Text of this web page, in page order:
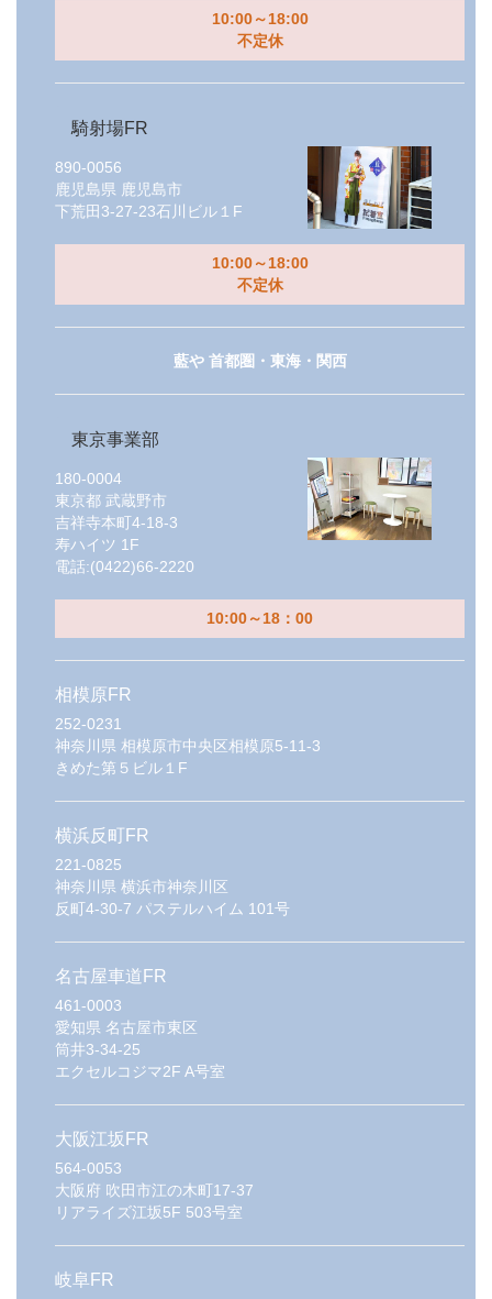
10:00～18:00
不定休
騎射場FR
890-0056
鹿児島県 鹿児島市
下荒田3-27-23石川ビル１F
10:00～18:00
不定休
藍や 首都圏・東海・関西
東京事業部
180-0004
東京都 武蔵野市
吉祥寺本町4-18-3
寿ハイツ 1F
電話:(0422)66-2220
10:00～18：00
相模原FR
252-0231
神奈川県 相模原市中央区相模原5-11-3
きめた第５ビル１F
横浜反町FR
221-0825
神奈川県 横浜市神奈川区
反町4-30-7 パステルハイム 101号
名古屋車道FR
461-0003
愛知県 名古屋市東区
筒井3-34-25
エクセルコジマ2F A号室
大阪江坂FR
564-0053
大阪府 吹田市江の木町17-37
リアライズ江坂5F 503号室
岐阜FR